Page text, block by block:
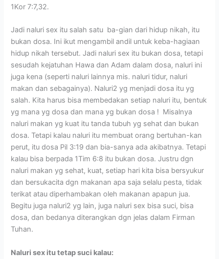
1Kor 7:7,32.
Jadi naluri sex itu salah satu ba-gian dari hidup nikah, itu
bukan dosa. Ini ikut mengambil andil untuk keba-hagiaan
hidup nikah tersebut. Jadi naluri sex itu bukan dosa, tetapi
sesudah kejatuhan Hawa dan Adam dalam dosa, naluri ini
juga kena (seperti naluri lainnya mis. naluri tidur, naluri
makan dan sebagainya). Naluri2 yg menjadi dosa itu yg
salah. Kita harus bisa membedakan setiap naluri itu, bentuk
yg mana yg dosa dan mana yg bukan dosa ! Misalnya
naluri makan yg kuat itu tanda tubuh yg sehat dan bukan
dosa. Tetapi kalau naluri itu membuat orang bertuhan-kan
perut, itu dosa Pil 3:19 dan bia-sanya ada akibatnya. Tetapi
kalau bisa berpada 1Tim 6:8 itu bukan dosa. Justru dgn
naluri makan yg sehat, kuat, setiap hari kita bisa bersyukur
dan bersukacita dgn makanan apa saja selalu pesta, tidak
terikat atau diperhambakan oleh makanan apapun jua.
Begitu juga naluri2 yg lain, juga naluri sex bisa suci, bisa
dosa, dan bedanya diterangkan dgn jelas dalam Firman
Tuhan.
Naluri sex itu tetap suci kalau: